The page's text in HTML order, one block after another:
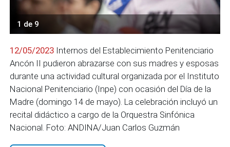
1 de 9
12/05/2023 Internos del Establecimiento Penitenciario
Ancón II pudieron abrazarse con sus madres y esposas
durante una actividad cultural organizada por el Instituto
Nacional Penitenciario (Inpe) con ocasión del Día de la
Madre (domingo 14 de mayo). La celebración incluyó un
recital didáctico a cargo de la Orquestra Sinfónica
Nacional. Foto: ANDINA/Juan Carlos Guzmán